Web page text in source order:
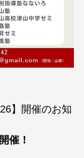
】開催のお知
催！